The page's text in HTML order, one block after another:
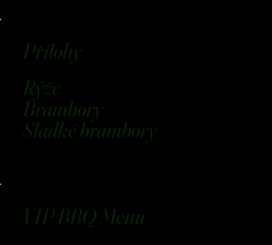
Přílohy
Rýže
Brambory
Sladké brambory
VIP BBQ Menu